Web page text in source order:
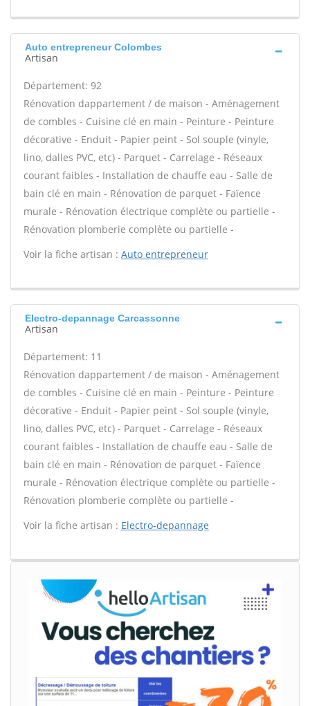
Auto entrepreneur Colombes
Artisan
Département: 92
Rénovation dappartement / de maison - Aménagement
de combles - Cuisine clé en main - Peinture - Peinture
décorative - Enduit - Papier peint - Sol souple (vinyle,
lino, dalles PVC, etc) - Parquet - Carrelage - Réseaux
courant faibles - Installation de chauffe eau - Salle de
bain clé en main - Rénovation de parquet - Faïence
murale - Rénovation électrique complète ou partielle -
Rénovation plomberie complète ou partielle -
Voir la fiche artisan : Auto entrepreneur
Electro-depannage Carcassonne
Artisan
Département: 11
Rénovation dappartement / de maison - Aménagement
de combles - Cuisine clé en main - Peinture - Peinture
décorative - Enduit - Papier peint - Sol souple (vinyle,
lino, dalles PVC, etc) - Parquet - Carrelage - Réseaux
courant faibles - Installation de chauffe eau - Salle de
bain clé en main - Rénovation de parquet - Faïence
murale - Rénovation électrique complète ou partielle -
Rénovation plomberie complète ou partielle -
Voir la fiche artisan : Electro-depannage